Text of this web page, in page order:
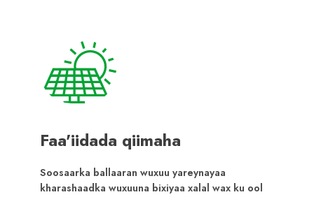
Faa'iidada qiimaha
Soosaarka ballaaran wuxuu yareynayaa
kharashaadka wuxuuna bixiyaa xalal wax ku ool